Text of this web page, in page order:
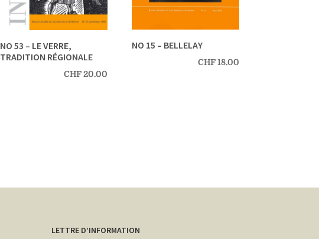
NO 53 – LE VERRE,
TRADITION RÉGIONALE
CHF20.00
NO 15 – BELLELAY
CHF18.00
LETTRE D’INFORMATION